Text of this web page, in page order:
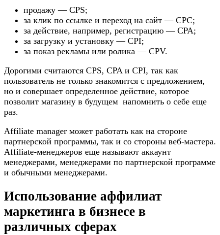
продажу — CPS;
за клик по ссылке и переход на сайт — CPC;
за действие, например, регистрацию — CPA;
за загрузку и установку — CPI;
за показ рекламы или ролика — CPV.
Дорогими считаются CPS, CPA и CPI, так как
пользователь не только знакомится с предложением,
но и совершает определенное действие, которое
позволит магазину в будущем напомнить о себе еще
раз.
Affiliate manager может работать как на стороне
партнерской программы, так и со стороны веб-мастера.
Affiliate-менеджеров еще называют аккаунт
менеджерами, менеджерами по партнерской программе
и обычными менеджерами.
Использование аффилиат
маркетинга в бизнесе в
различных сферах